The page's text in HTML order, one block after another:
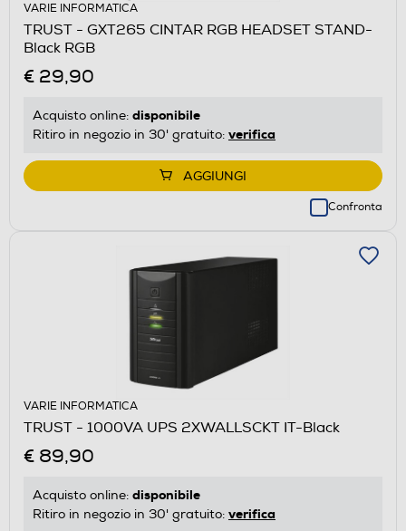
VARIE INFORMATICA
TRUST - GXT265 CINTAR RGB HEADSET STAND-
Black RGB
€ 29,90
Acquisto online: disponibile
Ritiro in negozio in 30' gratuito: verifica
AGGIUNGI
Confronta
VARIE INFORMATICA
TRUST - 1000VA UPS 2XWALLSCKT IT-Black
€ 89,90
Acquisto online: disponibile
Ritiro in negozio in 30' gratuito: verifica